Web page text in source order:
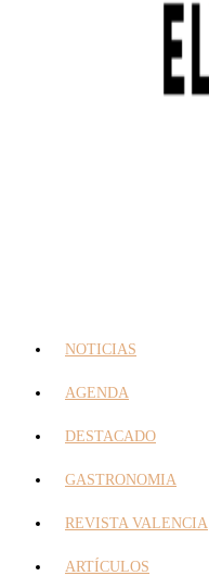
NOTICIAS
AGENDA
DESTACADO
GASTRONOMIA
REVISTA VALENCIA
ARTÍCULOS